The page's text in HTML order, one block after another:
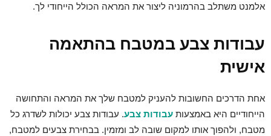
אלמנט משתלב בהרמוניה ליצור את המראה הכולל הייחודי לך.
עבודות צבע במטבח בהתאמה
אישית
אחת הדרכים החשובות להעניק למטבח שלך את המראה והתחושה
הייחודיים היא באמצעות עבודות צבע. עבודות צבע יכולות לשדרג כל
מטבח, ולהפוך אותו למקום שובה לב ומזמין. בבחירת צבעים למטבח,